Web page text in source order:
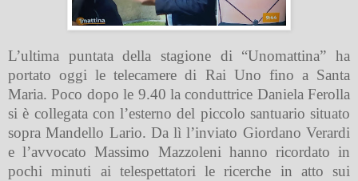
L’ultima puntata della stagione di “Unomattina” ha
portato oggi le telecamere di Rai Uno fino a Santa
Maria. Poco dopo le 9.40 la conduttrice Daniela Ferolla
si è collegata con l’esterno del piccolo santuario situato
sopra Mandello Lario. Da lì l’inviato Giordano Verardi
e l’avvocato Massimo Mazzoleni hanno ricordato in
pochi minuti ai telespettatori le ricerche in atto sui